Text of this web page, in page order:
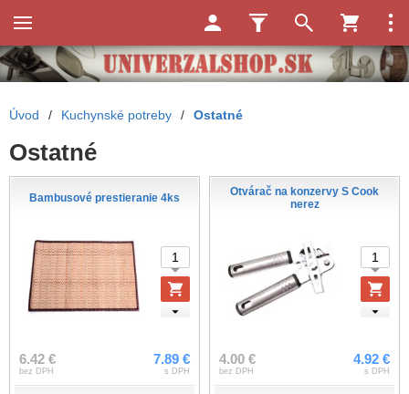
Úvod / Kuchynské potreby / Ostatné
Ostatné
Bambusové prestieranie 4ks
6.42 €
bez DPH
7.89 €
s DPH
Otvárač na konzervy S Cook
nerez
4.00 €
bez DPH
4.92 €
s DPH